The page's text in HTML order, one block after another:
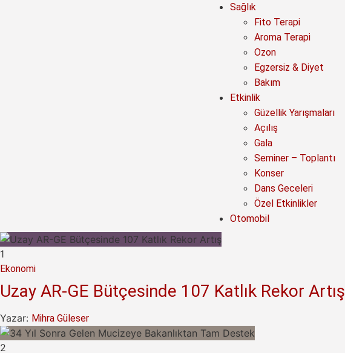
Sağlık
Fito Terapi
Aroma Terapi
Ozon
Egzersiz & Diyet
Bakım
Etkinlik
Güzellik Yarışmaları
Açılış
Gala
Seminer – Toplantı
Konser
Dans Geceleri
Özel Etkinlikler
Otomobil
1
Ekonomi
Uzay AR-GE Bütçesinde 107 Katlık Rekor Artış
Yazar: Mihra Güleser
2